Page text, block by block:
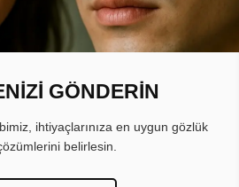
GÖNDERİN
ihtiyaçlarınıza en uygun gözlük
belirlesin.